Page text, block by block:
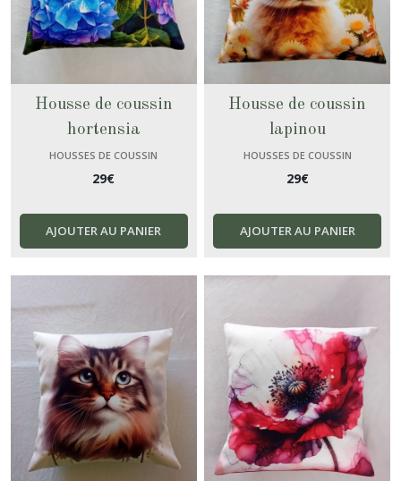
Housse de coussin
hortensia
HOUSSES DE COUSSIN
29€
AJOUTER AU PANIER
Housse de coussin
lapinou
HOUSSES DE COUSSIN
29€
AJOUTER AU PANIER